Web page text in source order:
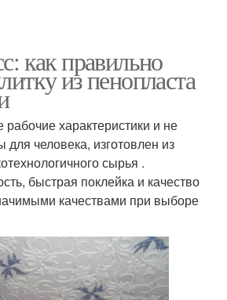
как правильно
из пенопласта
характеристики и не
для человека, изготовлен из
сырья .
быстрая поклейка и качество
качествами при выборе